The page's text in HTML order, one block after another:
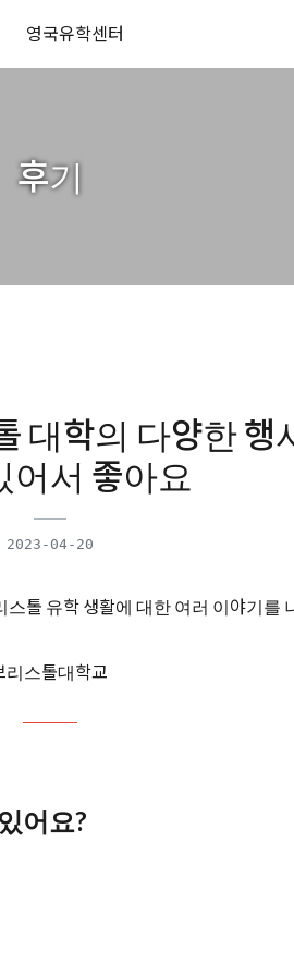
영국유학센터
후기
대학의 다양한
어서 좋아요
2023-04-20
톨 유학 생활에 대한 여러 이야기를
리스톨대학교
어요?